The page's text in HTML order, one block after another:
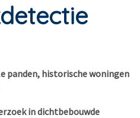
historische woningen
in dichtbebouwde